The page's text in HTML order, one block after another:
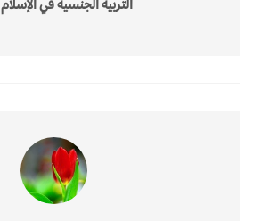
التربية الجنسية في الإسلام